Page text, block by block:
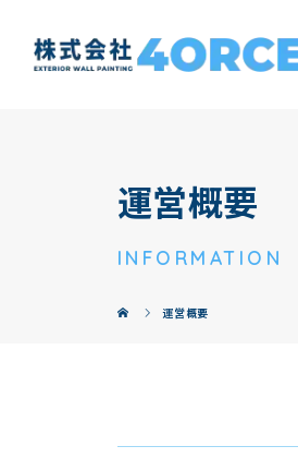
運営概要
INFORMATION
運営概要